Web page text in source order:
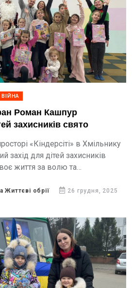
ВІЙНА
Роман Кашпур
захисників свято
«Кіндерсіті» в Хмільнику
захід для дітей захисників
життя за волю та
Життєві обрії 26 грудня, 2025